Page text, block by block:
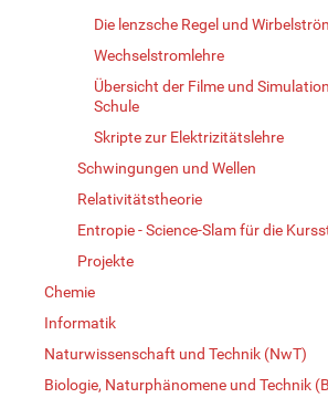
Die lenzsche Regel und
Wechselstromlehre
Übersicht der Filme und
Schule
Skripte zur Elektrizitätslehre
Schwingungen und Wellen
Relativitätstheorie
Entropie - Science-Slam für die
Projekte
Chemie
Informatik
Naturwissenschaft und Technik (NwT)
Biologie, Naturphänomene und Technik